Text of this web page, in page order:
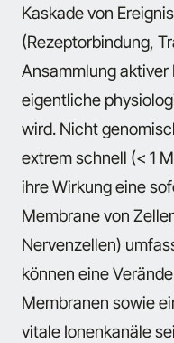
Kaskade von
(Rezeptorbindung,
Ansammlung aktiver
eigentliche
wird. Nicht
extrem schnell (< 1
ihre Wirkung eine
Membrane von
Nervenzellen)
können eine
Membranen sowie
vitale Ionenkanäle